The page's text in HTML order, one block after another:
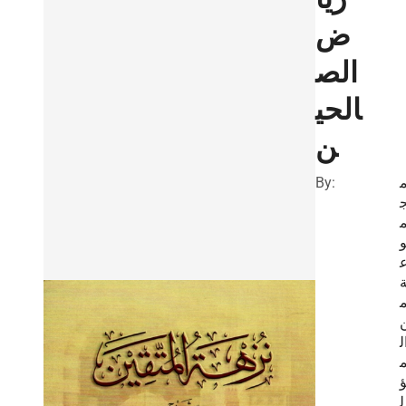
ض
الص
الحي
ن
By:
و
ؤ
ل